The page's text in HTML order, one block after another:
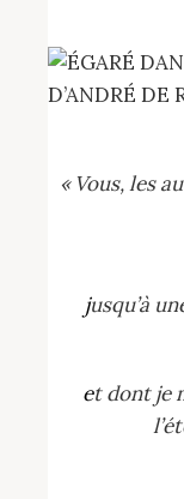
« Vous, les
jusqu’à
et dont je me suis repoussé jusqu’à